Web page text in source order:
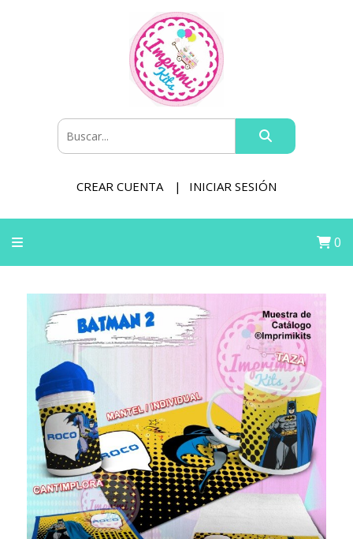
CREAR CUENTA INICIAR SESIÓN
0